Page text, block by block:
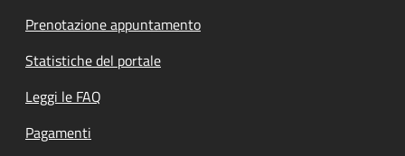
Prenotazione appuntamento
Statistiche del portale
Leggi le FAQ
Pagamenti